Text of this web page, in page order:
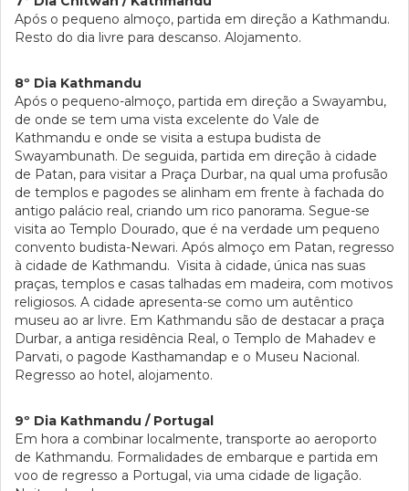
Após o pequeno almoço, partida em direção a Kathmandu.
Resto do dia livre para descanso. Alojamento.
8º Dia Kathmandu
Após o pequeno-almoço, partida em direção a Swayambu,
de onde se tem uma vista excelente do Vale de
Kathmandu e onde se visita a estupa budista de
Swayambunath. De seguida, partida em direção à cidade
de Patan, para visitar a Praça Durbar, na qual uma profusão
de templos e pagodes se alinham em frente à fachada do
antigo palácio real, criando um rico panorama. Segue-se
visita ao Templo Dourado, que é na verdade um pequeno
convento budista-Newari. Após almoço em Patan, regresso
à cidade de Kathmandu. Visita à cidade, única nas suas
praças, templos e casas talhadas em madeira, com motivos
religiosos. A cidade apresenta-se como um autêntico
museu ao ar livre. Em Kathmandu são de destacar a praça
Durbar, a antiga residência Real, o Templo de Mahadev e
Parvati, o pagode Kasthamandap e o Museu Nacional.
Regresso ao hotel, alojamento.
9º Dia Kathmandu / Portugal
Em hora a combinar localmente, transporte ao aeroporto
de Kathmandu. Formalidades de embarque e partida em
voo de regresso a Portugal, via uma cidade de ligação.